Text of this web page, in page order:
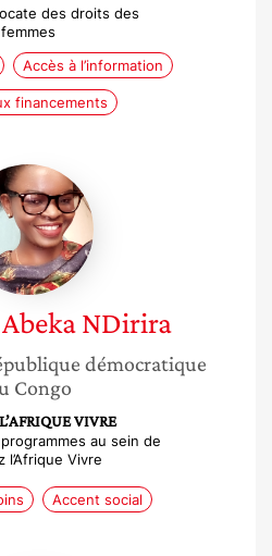
des droits des
femmes
Accès à l’information
financements
Générose
Abeka
NDirira
Abeka NDirira
démocratique
Congo
VIVRE
au sein de
l’Afrique Vivre
Accent social